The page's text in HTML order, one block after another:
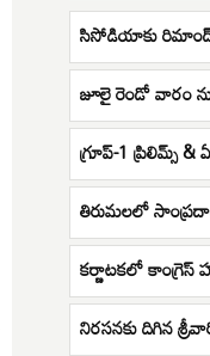
సిసోడియాకు రిమాండ్
జూలై రెండో వారం
గ్రూప్-1 ప్రిలిమ్స్
తిరుమ‌ల‌లో
కర్ణాటకలో
నిరసనకు దిగిన